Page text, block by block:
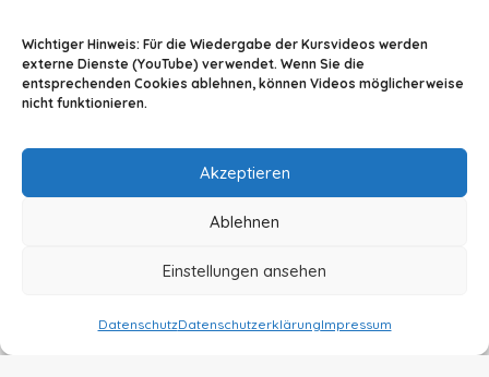
Wichtiger Hinweis: Für die Wiedergabe der Kursvideos werden
externe Dienste (YouTube) verwendet. Wenn Sie die
entsprechenden Cookies ablehnen, können Videos möglicherweise
nicht funktionieren.
Akzeptieren
Ablehnen
Einstellungen ansehen
DatenschutzDatenschutzerklärungImpressum
info@tiermedizin-wissen.de
© 2024 By A2Z-Soft